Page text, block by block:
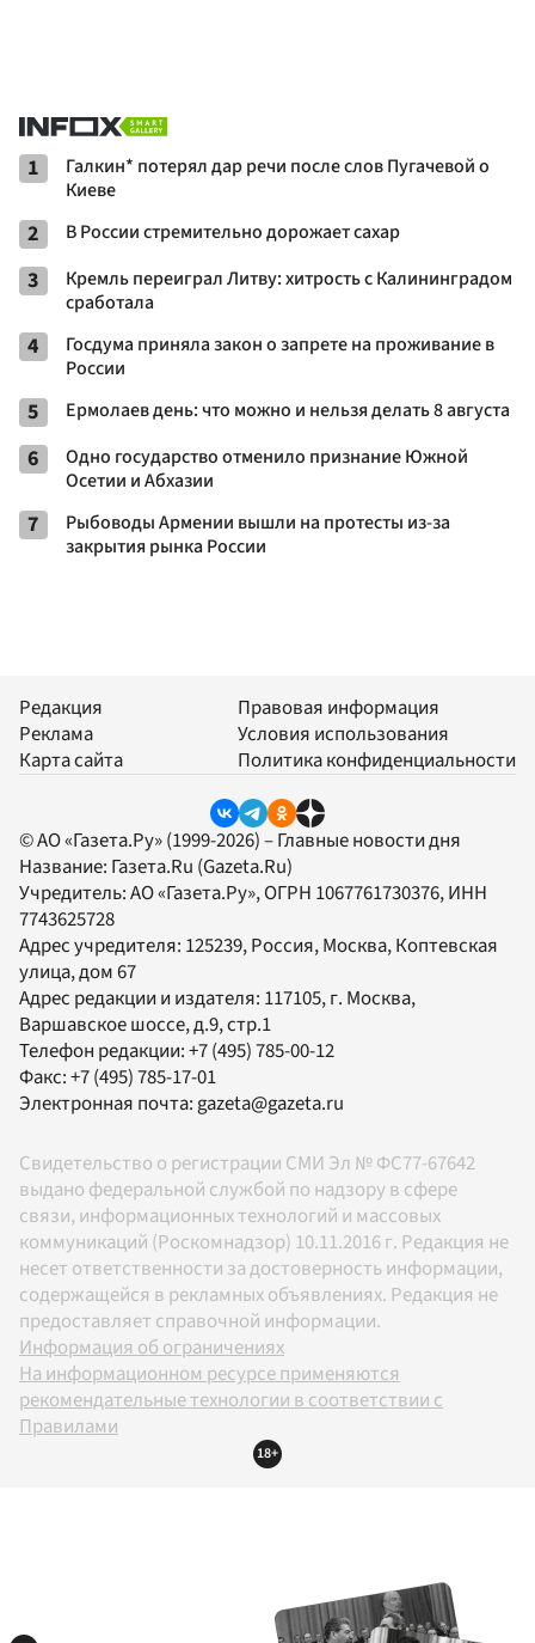
1
Галкин* потерял дар речи после слов Пугачевой о
Киеве
2 В России стремительно дорожает сахар
3
Кремль переиграл Литву: хитрость с Калининградом
сработала
4
Госдума приняла закон о запрете на проживание в
России
5 Ермолаев день: что можно и нельзя делать 8 августа
6
Одно государство отменило признание Южной
Осетии и Абхазии
7
Рыбоводы Армении вышли на протесты из-за
закрытия рынка России
Редакция
Реклама
Карта сайта
Правовая информация
Условия использования
Политика конфиденциальности
© АО «Газета.Ру» (1999-2026) – Главные новости дня
Название: Газета.Ru (Gazeta.Ru)
Учредитель:АО «Газета.Ру», ОГРН 1067761730376, ИНН
7743625728
Адрес учредителя: 125239, Россия, Москва, Коптевская
улица, дом 67
Адрес редакции и издателя: 117105, г. Москва,
Варшавское шоссе, д.9, стр.1
Телефон редакции:+7 (495) 785-00-12
Факс:+7 (495) 785-17-01
Электронная почта: gazeta@gazeta.ru
Свидетельство о регистрации СМИ Эл № ФС77-67642
выдано федеральной службой по надзору в сфере
связи, информационных технологий и массовых
коммуникаций (Роскомнадзор) 10.11.2016 г. Редакция не
несет ответственности за достоверность информации,
содержащейся в рекламных объявлениях. Редакция не
предоставляет справочной информации.
Информация об ограничениях
На информационном ресурсе применяются
рекомендательные технологии в соответствии с
Правилами
18+